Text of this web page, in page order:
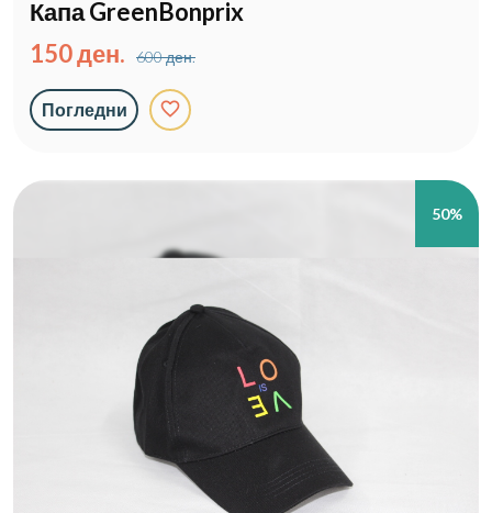
Капа GreenBonprix
150 ден.
600 ден.
Погледни favorite_border
50%